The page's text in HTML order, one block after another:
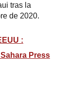
tras la
de 2020.
:
Press